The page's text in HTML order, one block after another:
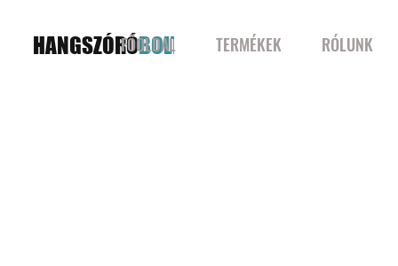
HANGSZÓRÓBOLT
FŐOLDAL TERMÉKEK RÓLUNK